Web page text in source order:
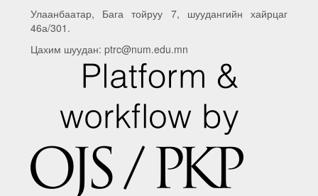
Улаанбаатар, Бага тойруу 7, шуудангийн хайрцаг
46а/301.
Цахим шуудан: ptrc@num.edu.mn